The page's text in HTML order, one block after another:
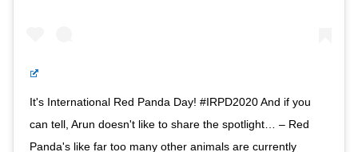
It's International Red Panda Day! #IRPD2020 And if you
can tell, Arun doesn't like to share the spotlight… – Red
Panda's like far too many other animals are currently